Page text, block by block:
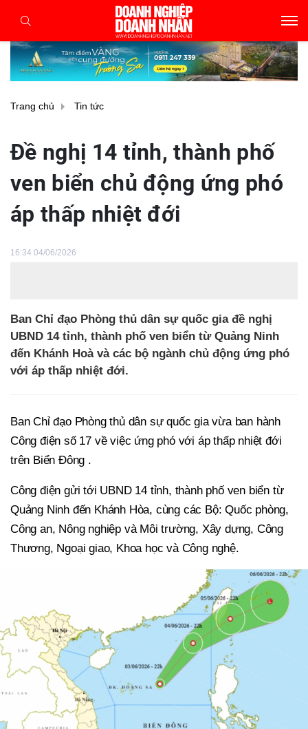
Trang chủ Tin tức
Đề nghị 14 tỉnh, thành phố
ven biển chủ động ứng phó
áp thấp nhiệt đới
16:34 04/06/2026
Ban Chỉ đạo Phòng thủ dân sự quốc gia đề nghị
UBND 14 tỉnh, thành phố ven biển từ Quảng Ninh
đến Khánh Hoà và các bộ ngành chủ động ứng phó
với áp thấp nhiệt đới.
Ban Chỉ đạo Phòng thủ dân sự quốc gia vừa ban hành
Công điện số 17 về việc ứng phó với áp thấp nhiệt đới
trên Biển Đông .
Công điện gửi tới UBND 14 tỉnh, thành phố ven biển từ
Quảng Ninh đến Khánh Hòa, cùng các Bộ: Quốc phòng,
Công an, Nông nghiệp và Môi trường, Xây dựng, Công
Thương, Ngoại giao, Khoa học và Công nghệ.